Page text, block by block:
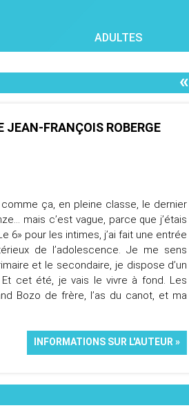
ADULTES
«
JEAN-FRANÇOIS ROBERGE
ça, en pleine classe, le dernier
mais c’est vague, parce que j’étais
6» pour les intimes, j’ai fait une entrée
de l’adolescence. Je me sens
et le secondaire, je dispose d’un
cet été, je vais le vivre à fond. Les
Bozo de frère, l’as du canot, et ma
INFORMATIONS SUR L'AUTEUR »